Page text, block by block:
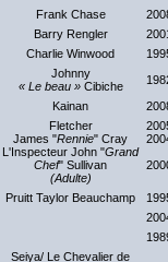
Frank Chase
Barry Rengler
Charlie Winwood
Johnny
« Le beau » Cibiche
Kainan
Fletcher
James "Rennie" Cray
L'Inspecteur John "Grand
Chef" Sullivan
(Adulte)
Pruitt Taylor Beauchamp
Seiya/ Le Chevalier de